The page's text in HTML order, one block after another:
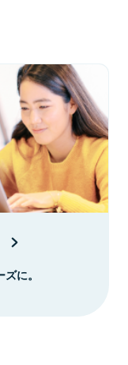
に。